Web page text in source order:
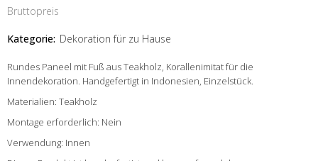
Bruttopreis
Kategorie: Dekoration für zu Hause
Rundes Paneel mit Fuß aus Teakholz, Korallenimitat für die
Innendekoration. Handgefertigt in Indonesien, Einzelstück.
Materialien: Teakholz
Montage erforderlich: Nein
Verwendung: Innen